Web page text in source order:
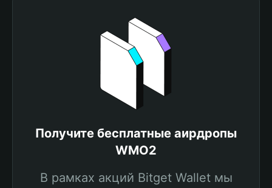
Получите бесплатные аирдропы
WMO2
В рамках акций Bitget Wallet мы